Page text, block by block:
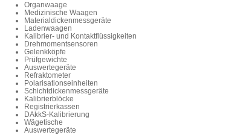
Organwaage
Medizinische Waagen
Materialdickenmessgeräte
Ladenwaagen
Kalibrier- und Kontaktflüssigkeiten
Drehmomentsensoren
Gelenkköpfe
Prüfgewichte
Auswertegeräte
Refraktometer
Polarisationseinheiten
Schichtdickenmessgeräte
Kalibrierblöcke
Registrierkassen
DAkkS-Kalibrierung
Wägetische
Auswertegeräte